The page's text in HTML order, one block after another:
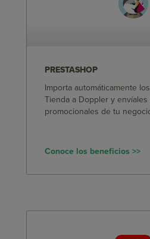
PRESTASHOP
Importa automáticamente
Tienda a Doppler y envíales
promocionales de tu
Conoce los beneficios >>